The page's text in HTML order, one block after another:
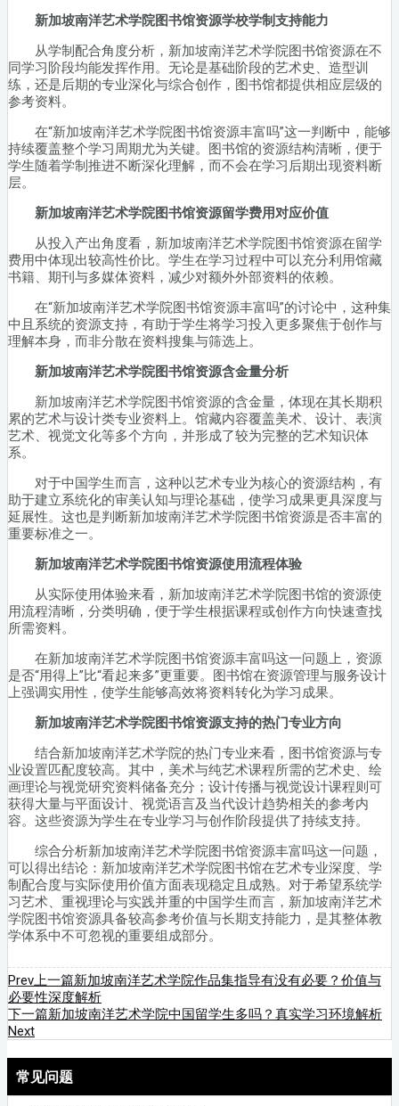
新加坡南洋艺术学院图书馆资源学校学制支持能力
从学制配合角度分析，新加坡南洋艺术学院图书馆资源在不
同学习阶段均能发挥作用。无论是基础阶段的艺术史、造型训
练，还是后期的专业深化与综合创作，图书馆都提供相应层级的
参考资料。
在“新加坡南洋艺术学院图书馆资源丰富吗”这一判断中，能够
持续覆盖整个学习周期尤为关键。图书馆的资源结构清晰，便于
学生随着学制推进不断深化理解，而不会在学习后期出现资料断
层。
新加坡南洋艺术学院图书馆资源留学费用对应价值
从投入产出角度看，新加坡南洋艺术学院图书馆资源在留学
费用中体现出较高性价比。学生在学习过程中可以充分利用馆藏
书籍、期刊与多媒体资料，减少对额外外部资料的依赖。
在“新加坡南洋艺术学院图书馆资源丰富吗”的讨论中，这种集
中且系统的资源支持，有助于学生将学习投入更多聚焦于创作与
理解本身，而非分散在资料搜集与筛选上。
新加坡南洋艺术学院图书馆资源含金量分析
新加坡南洋艺术学院图书馆资源的含金量，体现在其长期积
累的艺术与设计类专业资料上。馆藏内容覆盖美术、设计、表演
艺术、视觉文化等多个方向，并形成了较为完整的艺术知识体
系。
对于中国学生而言，这种以艺术专业为核心的资源结构，有
助于建立系统化的审美认知与理论基础，使学习成果更具深度与
延展性。这也是判断新加坡南洋艺术学院图书馆资源是否丰富的
重要标准之一。
新加坡南洋艺术学院图书馆资源使用流程体验
从实际使用体验来看，新加坡南洋艺术学院图书馆的资源使
用流程清晰，分类明确，便于学生根据课程或创作方向快速查找
所需资料。
在新加坡南洋艺术学院图书馆资源丰富吗这一问题上，资源
是否“用得上”比“看起来多”更重要。图书馆在资源管理与服务设计
上强调实用性，使学生能够高效将资料转化为学习成果。
新加坡南洋艺术学院图书馆资源支持的热门专业方向
结合新加坡南洋艺术学院的热门专业来看，图书馆资源与专
业设置匹配度较高。其中，美术与纯艺术课程所需的艺术史、绘
画理论与视觉研究资料储备充分；设计传播与视觉设计课程则可
获得大量与平面设计、视觉语言及当代设计趋势相关的参考内
容。这些资源为学生在专业学习与创作阶段提供了持续支持。
综合分析新加坡南洋艺术学院图书馆资源丰富吗这一问题，
可以得出结论：新加坡南洋艺术学院图书馆在艺术专业深度、学
制配合度与实际使用价值方面表现稳定且成熟。对于希望系统学
习艺术、重视理论与实践并重的中国学生而言，新加坡南洋艺术
学院图书馆资源具备较高参考价值与长期支持能力，是其整体教
学体系中不可忽视的重要组成部分。
Prev上一篇新加坡南洋艺术学院作品集指导有没有必要？价值与
必要性深度解析
下一篇新加坡南洋艺术学院中国留学生多吗？真实学习环境解析
Next
常见问题